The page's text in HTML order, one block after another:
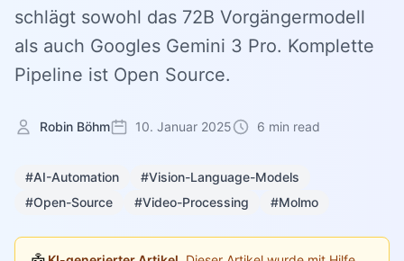
schlägt sowohl das 72B Vorgängermodell
als auch Googles Gemini 3 Pro. Komplette
Pipeline ist Open Source.
Robin Böhm 10. Januar 2025 6 min read
#AI-Automation
#Vision-Language-Models
#Open-Source
#Video-Processing #Molmo